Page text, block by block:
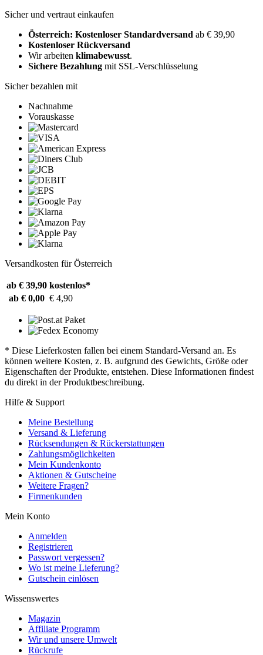
Sicher und vertraut einkaufen
Österreich: Kostenloser Standardversand ab € 39,90
Kostenloser Rückversand
Wir arbeiten klimabewusst.
Sichere Bezahlung mit SSL-Verschlüsselung
Sicher bezahlen mit
Nachnahme
Vorauskasse
Versandkosten für Österreich
ab € 39,90 kostenlos*
ab € 0,00 € 4,90
* Diese Lieferkosten fallen bei einem Standard-Versand an. Es
können weitere Kosten, z. B. aufgrund des Gewichts, Größe oder
Eigenschaften der Produkte, entstehen. Diese Informationen findest
du direkt in der Produktbeschreibung.
Hilfe & Support
Meine Bestellung
Versand & Lieferung
Rücksendungen & Rückerstattungen
Zahlungsmöglichkeiten
Mein Kundenkonto
Aktionen & Gutscheine
Weitere Fragen?
Firmenkunden
Mein Konto
Anmelden
Registrieren
Passwort vergessen?
Wo ist meine Lieferung?
Gutschein einlösen
Wissenswertes
Magazin
Affiliate Programm
Wir und unsere Umwelt
Rückrufe